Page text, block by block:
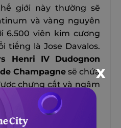
giới này thường sẽ
và vàng nguyên
6.500 viên kim cương
tiếng là Jose Davalos.
Henri IV Dudognon
Champagne sẽ chứa
chưng cất và ngâm
tuổi.
X